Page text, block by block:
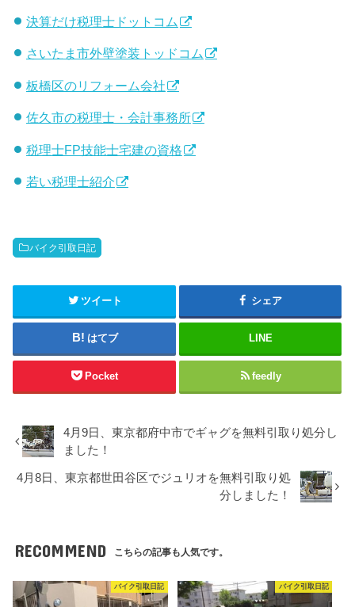
決算だけ税理士ドットコム
さいたま市外壁塗装トッドコム
板橋区のリフォーム会社
佐久市の税理士・会計事務所
税理士FP技能士宅建の資格
若い税理士紹介
バイク引取日記
ツイート シェア
はてブ LINE
Pocket feedly
4月9日、東京都府中市でギャグを無料引取り処分し
ました！
4月8日、東京都世田谷区でジュリオを無料引取り処
分しました！
RECOMMEND こちらの記事も人気です。
バイク引取日記 バイク引取日記